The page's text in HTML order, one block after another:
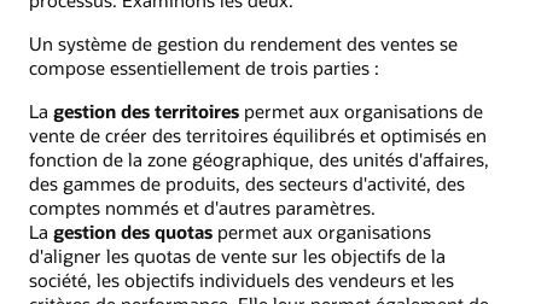
Un système de gestion du rendement des ventes se
compose essentiellement de trois parties :
La gestion des territoires permet aux organisations de
vente de créer des territoires équilibrés et optimisés en
fonction de la zone géographique, des unités d'affaires,
des gammes de produits, des secteurs d'activité, des
comptes nommés et d'autres paramètres.
La gestion des quotas permet aux organisations
d'aligner les quotas de vente sur les objectifs de la
société, les objectifs individuels des vendeurs et les